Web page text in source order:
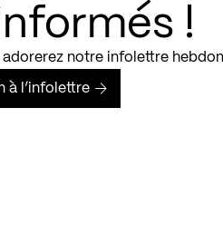
!
notre infolettre
à l’infolettre